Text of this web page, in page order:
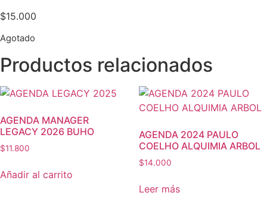
$15.000
Agotado
Productos relacionados
AGENDA MANAGER
LEGACY 2026 BUHO
$11.800
Añadir al carrito
AGENDA 2024 PAULO
COELHO ALQUIMIA ARBOL
$14.000
Leer más